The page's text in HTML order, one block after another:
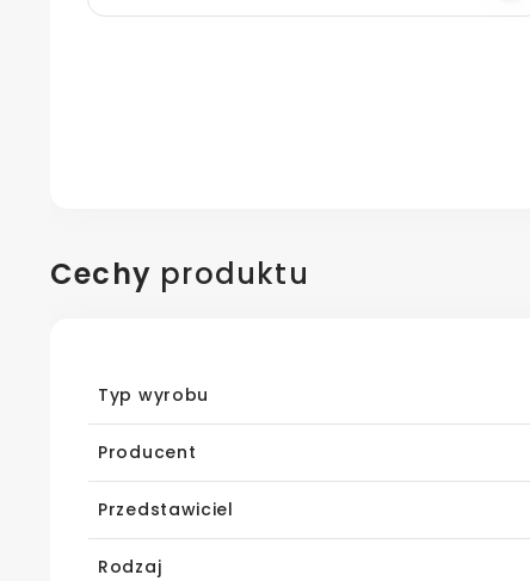
Cechy produktu
Typ wyrobu
Producent
Przedstawiciel
Rodzaj